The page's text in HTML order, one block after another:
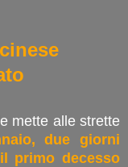
mette alle strette
due giorni
primo decesso